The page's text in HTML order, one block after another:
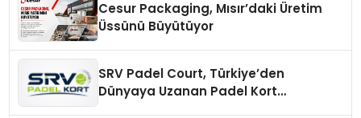
Cesur Packaging, Mısır’daki Üretim
Üssünü Büyütüyor
SRV Padel Court, Türkiye’den
Dünyaya Uzanan Padel Kort